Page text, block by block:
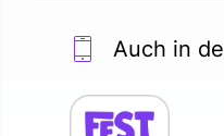
Auch in